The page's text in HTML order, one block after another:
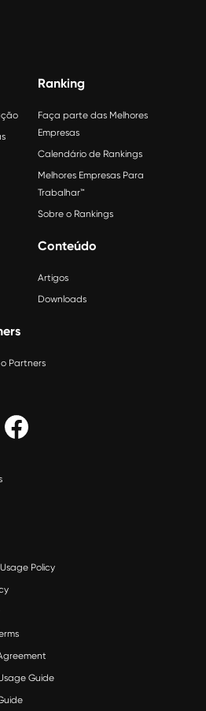
Ranking
Faça parte das Melhores
Empresas
Calendário de Rankings
Melhores Empresas Para
Trabalhar™
Sobre o Rankings
Conteúdo
Artigos
Downloads
Partners
Policy
Guide